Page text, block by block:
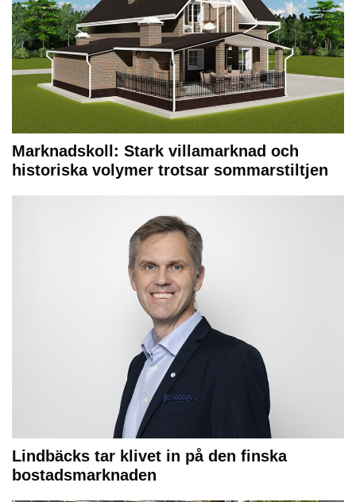
Marknadskoll: Stark villamarknad och
historiska volymer trotsar sommarstiltjen
Lindbäcks tar klivet in på den finska
bostadsmarknaden